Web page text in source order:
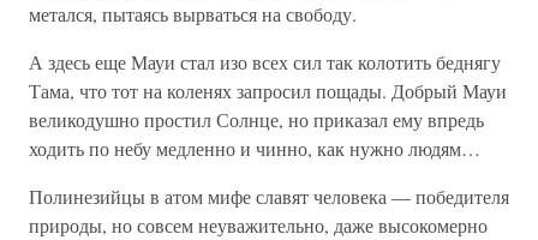
метался, пытаясь вырваться на свободу.
А здесь еще Мауи стал изо всех сил так колотить беднягу
Тама, что тот на коленях запросил пощады. Добрый Мауи
великодушно простил Солнце, но приказал ему впредь
ходить по небу медленно и чинно, как нужно людям…
Полинезийцы в атом мифе славят человека — победителя
природы, но совсем неуважительно, даже высокомерно